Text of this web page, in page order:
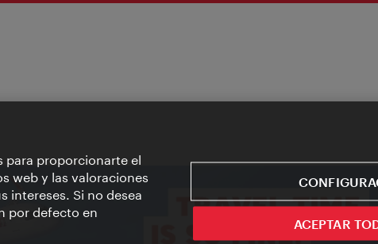
para proporcionarte el
web y las valoraciones
intereses. Si no desea
por defecto en
ACEPTAR